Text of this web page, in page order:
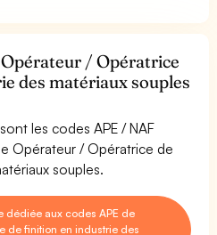
/ Opératrice
des matériaux souples
les codes APE / NAF
Opérateur / Opératrice de
souples.
dédiée aux codes APE de
de finition en industrie des